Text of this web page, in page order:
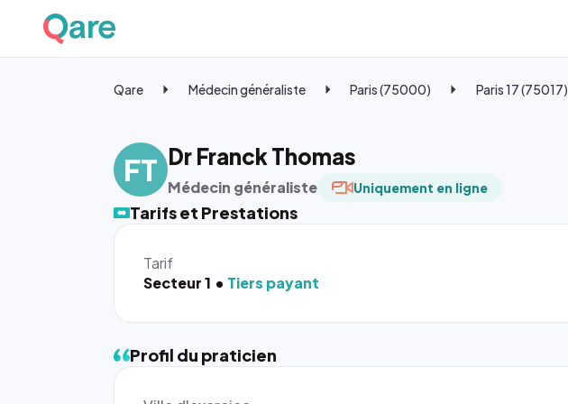
Qare Médecin généraliste Paris (75000) Paris 17 (75017)
FT Dr Franck Thomas
Médecin généraliste Uniquement en ligne
Tarifs et Prestations
Tarif
Secteur 1
Tiers payant
Profil du praticien